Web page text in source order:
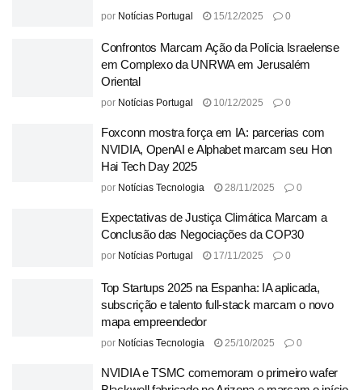
por Notícias Portugal 15/12/2025 0
Confrontos Marcam Ação da Polícia Israelense
em Complexo da UNRWA em Jerusalém
Oriental
por Notícias Portugal 10/12/2025 0
Foxconn mostra força em IA: parcerias com
NVIDIA, OpenAI e Alphabet marcam seu Hon
Hai Tech Day 2025
por Notícias Tecnologia 28/11/2025 0
Expectativas de Justiça Climática Marcam a
Conclusão das Negociações da COP30
por Notícias Portugal 17/11/2025 0
Top Startups 2025 na Espanha: IA aplicada,
subscrição e talento full-stack marcam o novo
mapa empreendedor
por Notícias Tecnologia 25/10/2025 0
NVIDIA e TSMC comemoram o primeiro wafer